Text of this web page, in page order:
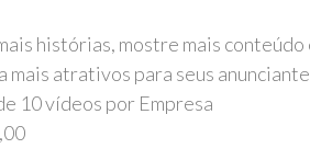
histórias, mostre mais conteúdo
mais atrativos para seus
10 vídeos por Empresa